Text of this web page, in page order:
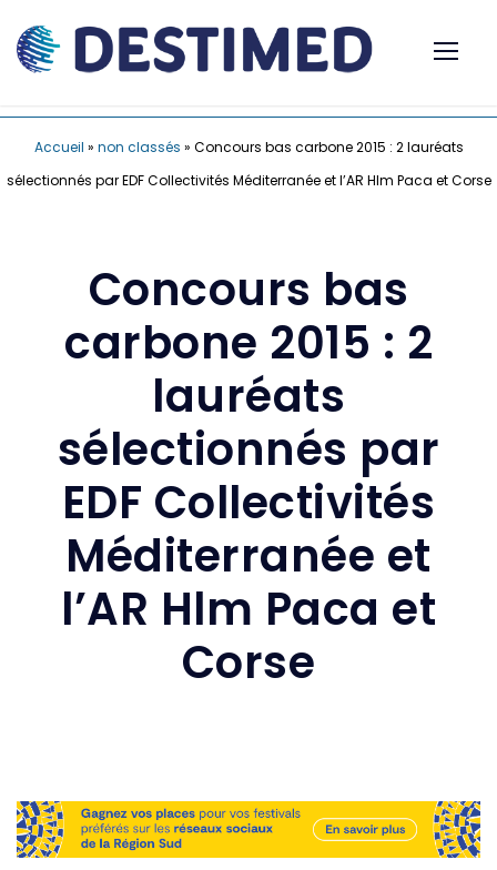
Accueil » non classés » Concours bas carbone 2015 : 2 lauréats
sélectionnés par EDF Collectivités Méditerranée et l’AR Hlm Paca et Corse
Concours bas
carbone 2015 : 2
lauréats
sélectionnés par
EDF Collectivités
Méditerranée et
l’AR Hlm Paca et
Corse